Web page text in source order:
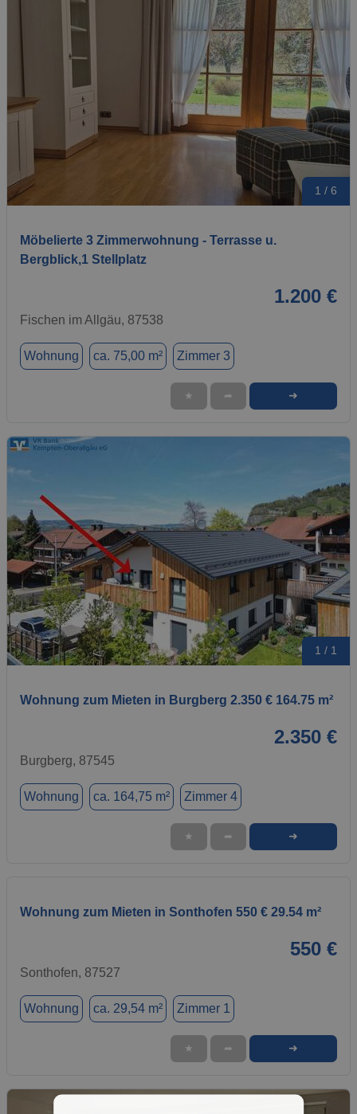
1 / 6
Möbelierte 3 Zimmerwohnung - Terrasse u.
Bergblick,1 Stellplatz
1.200 €
Fischen im Allgäu, 87538
Wohnung ca. 75,00 m² Zimmer 3
★ ➦ ➜
1 / 1
Wohnung zum Mieten in Burgberg 2.350 € 164.75 m²
2.350 €
Burgberg, 87545
Wohnung ca. 164,75 m² Zimmer 4
★ ➦ ➜
Wohnung zum Mieten in Sonthofen 550 € 29.54 m²
550 €
Sonthofen, 87527
Wohnung ca. 29,54 m² Zimmer 1
★ ➦ ➜